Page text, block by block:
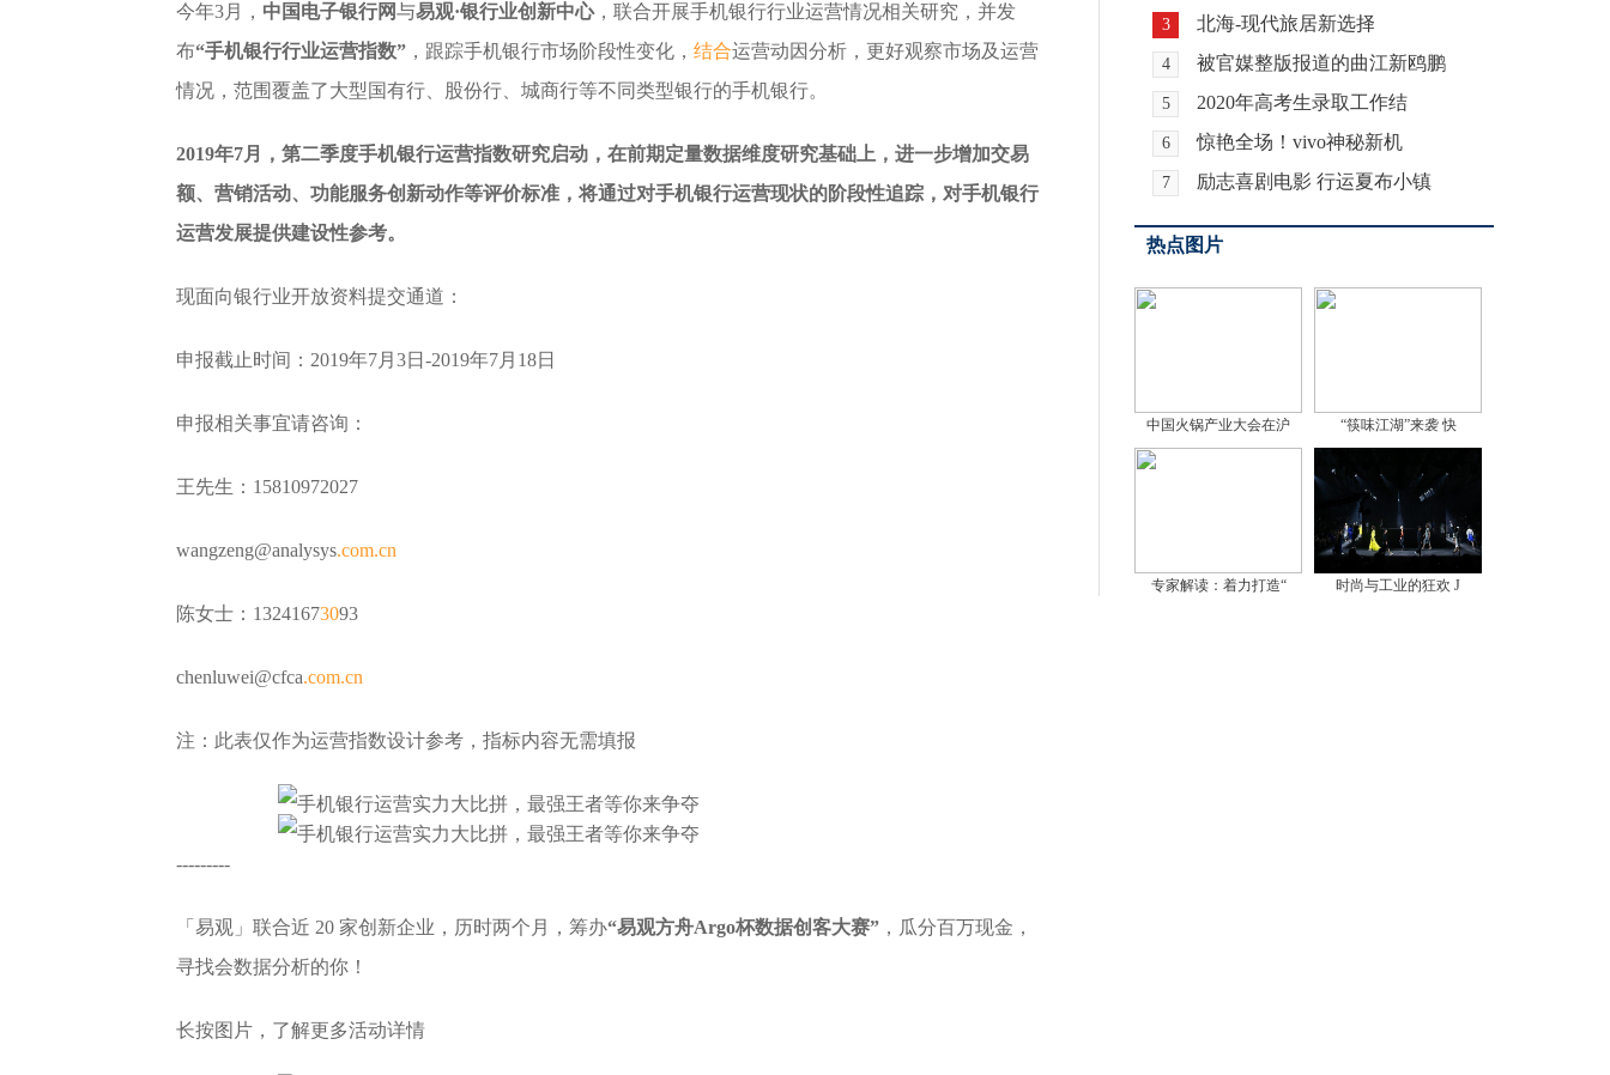
今年3月， 中国电子银行网与易观·银行业创新中心，联合开展手机银行行业运营情况相关研究，并发
布“手机银行行业运营指数” ，跟踪手机银行市场阶段性变化， 结合运营动因分析，更好观察市场及运营
情况，范围覆盖了大型国有行、股份行、城商行等不同类型银行的手机银行。
2019年7月，第二季度手机银行运营指数研究启动，在前期定量数据维度研究基础上，进一步增加交易
额、营销活动、功能服务创新动作等评价标准，将通过对手机银行运营现状的阶段性追踪，对手机银行
运营发展提供建设性参考。
现面向银行业开放资料提交通道：
申报截止时间：2019年7月3日-2019年7月18日
申报相关事宜请咨询：
王先生：15810972027
wangzeng@analysys.com.cn
陈女士：13241673093
chenluwei@cfca.com.cn
注：此表仅作为运营指数设计参考，指标内容无需填报
---------
「易观」联合近 20 家创新企业，历时两个月，筹办“易观方舟Argo杯数据创客大赛” ，瓜分百万现金，
寻找会数据分析的你！
长按图片，了解更多活动详情
3 北海-现代旅居新选择
4 被官媒整版报道的曲江新鸥鹏
5 2020年高考生录取工作结
6 惊艳全场！vivo神秘新机
7 励志喜剧电影 行运夏布小镇
热点图片
中国火锅产业大会在沪 “筷味江湖”来袭 快
专家解读：着力打造“ 时尚与工业的狂欢 J